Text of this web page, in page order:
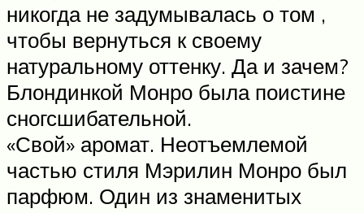
никогда не задумывалась о том ,
чтобы вернуться к своему
натуральному оттенку. Да и зачем?
Блондинкой Монро была поистине
сногсшибательной.
«Свой» аромат. Неотъемлемой
частью стиля Мэрилин Монро был
парфюм. Один из знаменитых